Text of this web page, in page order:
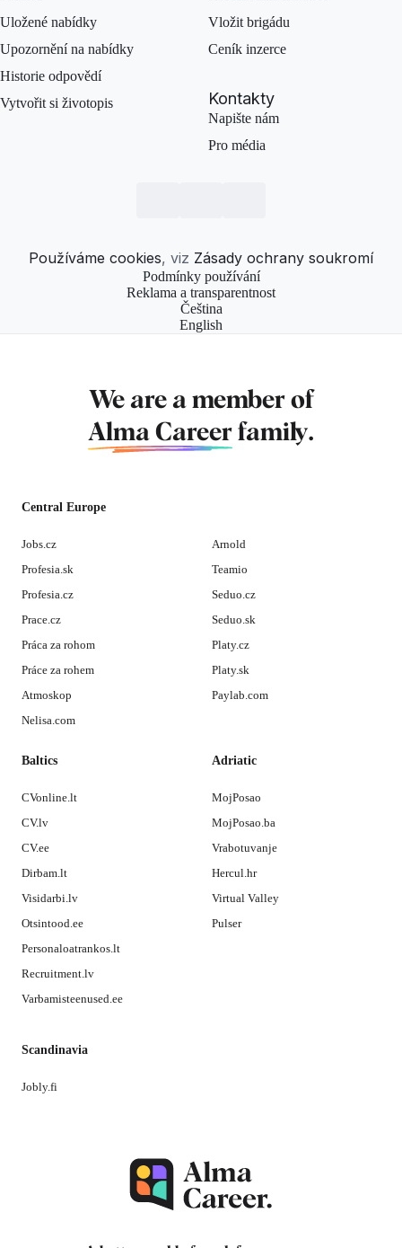
Uložené nabídky
Upozornění na nabídky
Historie odpovědí
Vytvořit si životopis
Vložit brigádu
Ceník inzerce
Kontakty
Napište nám
Pro média
Používáme cookies, viz Zásady ochrany soukromí
Podmínky používání
Reklama a transparentnost
Čeština
English
We are a member of
Alma Career family.
Central Europe
Jobs.cz
Profesia.sk
Profesia.cz
Prace.cz
Práca za rohom
Práce za rohem
Atmoskop
Nelisa.com
Arnold
Teamio
Seduo.cz
Seduo.sk
Platy.cz
Platy.sk
Paylab.com
Baltics
CVonline.lt
CV.lv
CV.ee
Dirbam.lt
Visidarbi.lv
Otsintood.ee
Personaloatrankos.lt
Recruitment.lv
Varbamisteenused.ee
Adriatic
MojPosao
MojPosao.ba
Vrabotuvanje
Hercul.hr
Virtual Valley
Pulser
Scandinavia
Jobly.fi